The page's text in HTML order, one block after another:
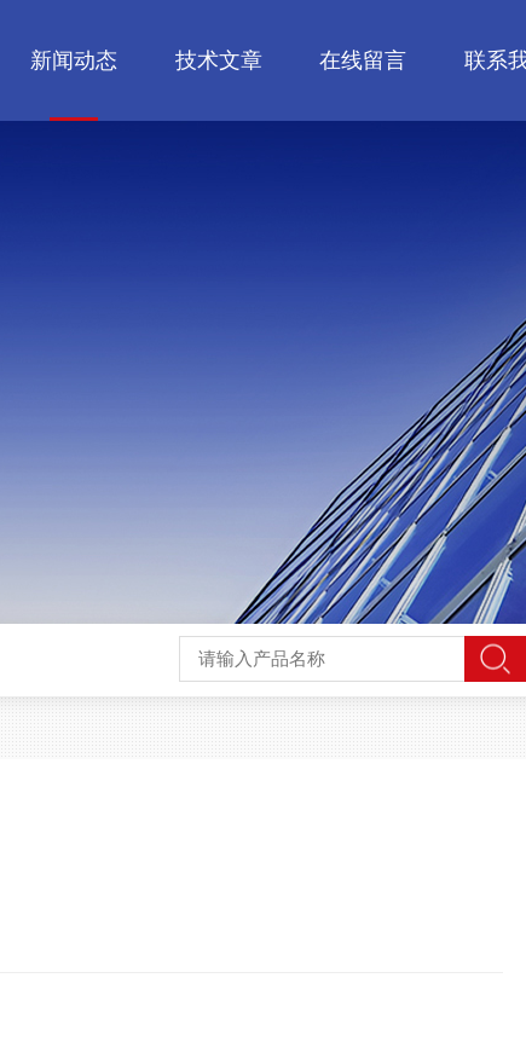
新闻动态 技术文章 在线留言 联系